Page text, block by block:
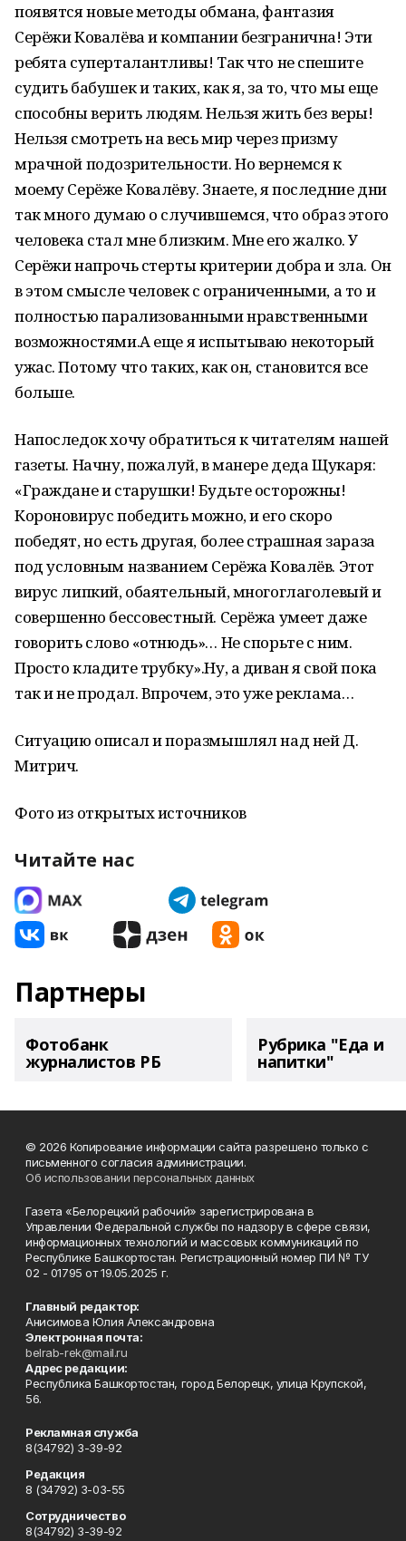
появятся новые методы обмана, фантазия
Серёжи Ковалёва и компании безгранична! Эти
ребята суперталантливы! Так что не спешите
судить бабушек и таких, как я, за то, что мы еще
способны верить людям. Нельзя жить без веры!
Нельзя смотреть на весь мир через призму
мрачной подозрительности. Но вернемся к
моему Серёже Ковалёву. Знаете, я последние дни
так много думаю о случившемся, что образ этого
человека стал мне близким. Мне его жалко. У
Серёжи напрочь стерты критерии добра и зла. Он
в этом смысле человек с ограниченными, а то и
полностью парализованными нравственными
возможностями.А еще я испытываю некоторый
ужас. Потому что таких, как он, становится все
больше.
Напоследок хочу обратиться к читателям нашей
газеты. Начну, пожалуй, в манере деда Щукаря:
«Граждане и старушки! Будьте осторожны!
Короновирус победить можно, и его скоро
победят, но есть другая, более страшная зараза
под условным названием Серёжа Ковалёв. Этот
вирус липкий, обаятельный, многоглаголевый и
совершенно бессовестный. Серёжа умеет даже
говорить слово «отнюдь»… Не спорьте с ним.
Просто кладите трубку».Ну, а диван я свой пока
так и не продал. Впрочем, это уже реклама…
Ситуацию описал и поразмышлял над ней Д.
Митрич.
Фото из открытых источников
Читайте нас
Партнеры
Фотобанк
журналистов РБ
Рубрика "Еда и
напитки"
© 2026 Копирование информации сайта разрешено только с
письменного согласия администрации.
Об использовании персональных данных
Газета «Белорецкий рабочий» зарегистрирована в
Управлении Федеральной службы по надзору в сфере связи,
информационных технологий и массовых коммуникаций по
Республике Башкортостан. Регистрационный номер ПИ № ТУ
02 - 01795 от 19.05.2025 г.
Главный редактор:
Анисимова Юлия Александровна
Электронная почта:
belrab-rek@mail.ru
Адрес редакции:
Республика Башкортостан, город Белорецк, улица Крупской,
56.
Рекламная служба
8(34792) 3-39-92
Редакция
8 (34792) 3-03-55
Сотрудничество
8(34792) 3-39-92